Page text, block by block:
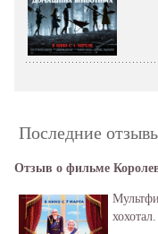
Последние
Отзыв о фильме